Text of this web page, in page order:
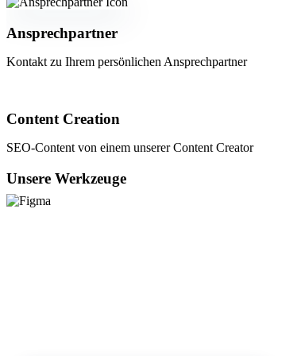
Ansprechpartner
Kontakt zu Ihrem persönlichen Ansprechpartner
Content Creation
SEO-Content von einem unserer Content Creator
Unsere Werkzeuge